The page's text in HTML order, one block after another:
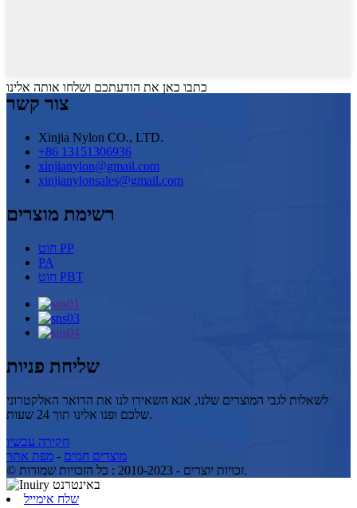
כתבו כאן את הודעתכם ושלחו אותה אלינו
צור קשר
Xinjia Nylon CO., LTD.
+86 13151306936
xinjianylon@gmail.com
xinjianylonsales@gmail.com
רשימת מוצרים
חוט PP
PA
חוט PBT
שליחת פניות
לשאלות לגבי המוצרים שלנו, אנא השאירו לנו את הדואר האלקטרוני
שלכם ופנו אלינו תוך 24 שעות.
חקירה עכשיו
מוצרים חמים - מפת אתר
© זכויות יוצרים - 2010-2023 : כל הזכויות שמורות.
שלח אימייל